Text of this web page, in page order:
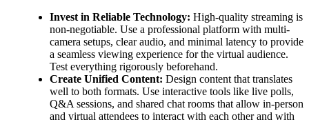
Invest in Reliable Technology: High-quality streaming is
non-negotiable. Use a professional platform with multi-
camera setups, clear audio, and minimal latency to provide
a seamless viewing experience for the virtual audience.
Test everything rigorously beforehand.
Create Unified Content: Design content that translates
well to both formats. Use interactive tools like live polls,
Q&A sessions, and shared chat rooms that allow in-person
and virtual attendees to interact with each other and with